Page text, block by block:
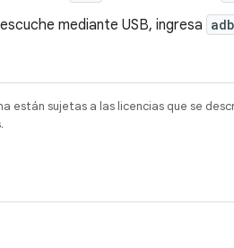
mediante USB, ingresa
están sujetas a las licencias que se